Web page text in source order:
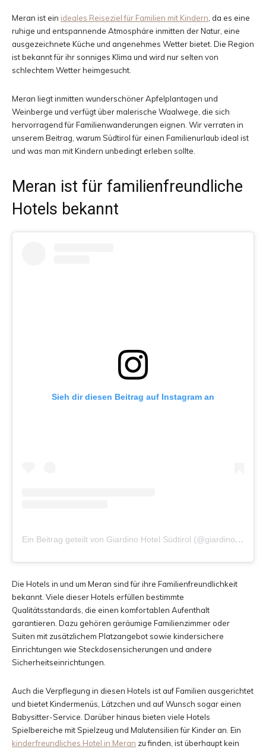
Urlaubszielen
und
Erlebnisberichten
Meran ist ein ideales Reiseziel für Familien mit Kindern , da es eine
ruhige und entspannende Atmosphäre inmitten der Natur, eine
ausgezeichnete Küche und angenehmes Wetter bietet. Die Region
ist bekannt für ihr sonniges Klima und wird nur selten von
schlechtem Wetter heimgesucht.
Meran liegt inmitten wunderschöner Apfelplantagen und
Weinberge und verfügt über malerische Waalwege, die sich
hervorragend für Familienwanderungen eignen. Wir verraten in
unserem Beitrag, warum Südtirol für einen Familienurlaub ideal ist
und was man mit Kindern unbedingt erleben sollte.
Meran ist für familienfreundliche
Hotels bekannt
Sieh dir diesen Beitrag auf Instagram an
E
in Beitrag geteilt von Giardino Hotel Südtirol (@giardino_marling_hotel)
Die Hotels in und um Meran sind für ihre Familienfreundlichkeit
bekannt. Viele dieser Hotels erfüllen bestimmte
Qualitätsstandards, die einen komfortablen Aufenthalt
garantieren. Dazu gehören geräumige Familienzimmer oder
Suiten mit zusätzlichem Platzangebot sowie kindersichere
Einrichtungen wie Steckdosensicherungen und andere
Sicherheitseinrichtungen.
Auch die Verpflegung in diesen Hotels ist auf Familien ausgerichtet
und bietet Kindermenüs, Lätzchen und auf Wunsch sogar einen
Babysitter-Service. Darüber hinaus bieten viele Hotels
Spielbereiche mit Spielzeug und Malutensilien für Kinder an. Ein
kinderfreundliches Hotel in Meran zu finden, ist überhaupt kein